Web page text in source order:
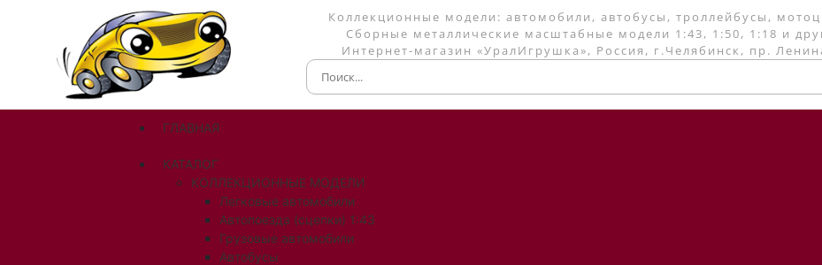
Коллекционные модели: автомобили, автобусы, троллейбусы,
Сборные металлические масштабные модели 1:43, 1:50, 1:18 и
Интернет-магазин «УралИгрушка», Россия, г.Челябинск, пр.
ГЛАВНАЯ
КАТАЛОГ
КОЛЛЕКЦИОННЫЕ МОДЕЛИ
Легковые автомобили
Автопоезда (сцепки) 1:43
Грузовые автомобили
Автобусы